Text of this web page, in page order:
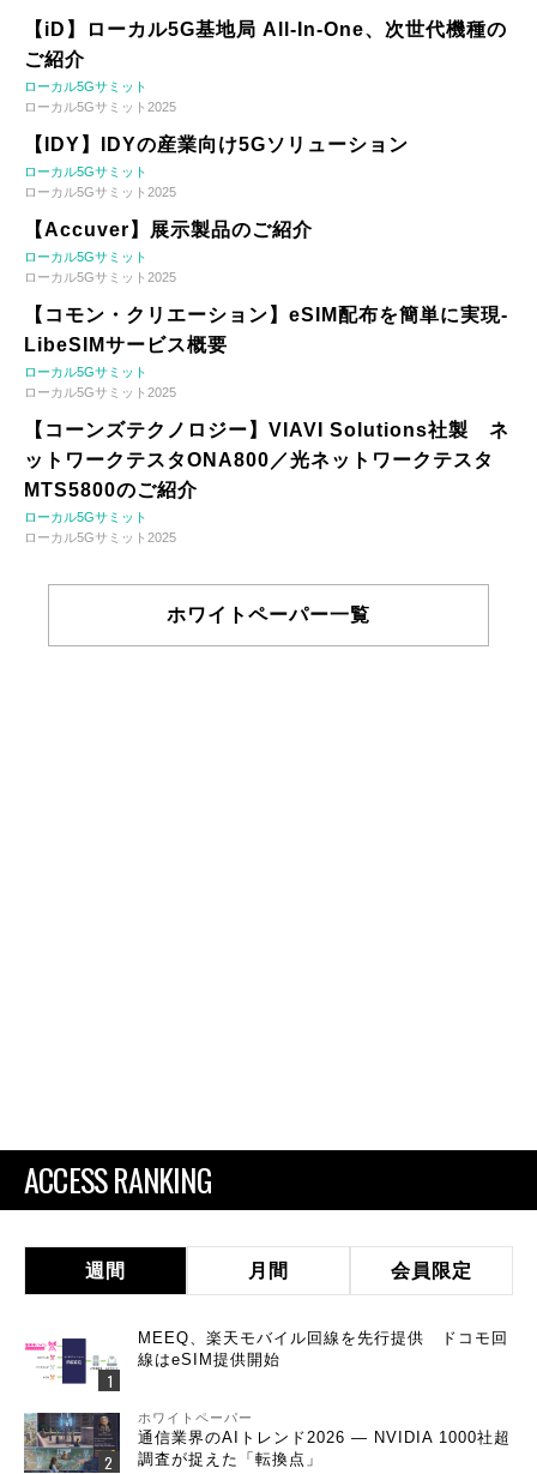
【iD】ローカル5G基地局 All-In-One、次世代機種の
ご紹介
ローカル5Gサミット
ローカル5Gサミット2025
【IDY】IDYの産業向け5Gソリューション
ローカル5Gサミット
ローカル5Gサミット2025
【Accuver】展示製品のご紹介
ローカル5Gサミット
ローカル5Gサミット2025
【コモン・クリエーション】eSIM配布を簡単に実現-
LibeSIMサービス概要
ローカル5Gサミット
ローカル5Gサミット2025
【コーンズテクノロジー】VIAVI Solutions社製 ネ
ットワークテスタONA800／光ネットワークテスタ
MTS5800のご紹介
ローカル5Gサミット
ローカル5Gサミット2025
ホワイトペーパー一覧
ACCESS RANKING
週間 月間 会員限定
MEEQ、楽天モバイル回線を先行提供 ドコモ回
線はeSIM提供開始
ホワイトペーパー
通信業界のAIトレンド2026 ― NVIDIA 1000社超
調査が捉えた「転換点」